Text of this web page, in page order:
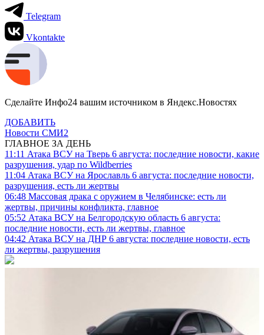
Telegram
Vkontakte
Сделайте Инфо24 вашим источником в Яндекс.Новостях
ДОБАВИТЬ
Новости СМИ2
ГЛАВНОЕ ЗА ДЕНЬ
11:11 Атака ВСУ на Тверь 6 августа: последние новости, какие
разрушения, удар по Wildberries
11:04 Атака ВСУ на Ярославль 6 августа: последние новости,
разрушения, есть ли жертвы
06:48 Массовая драка с оружием в Челябинске: есть ли
жертвы, причины конфликта, главное
05:52 Атака ВСУ на Белгородскую область 6 августа:
последние новости, есть ли жертвы, главное
04:42 Атака ВСУ на ДНР 6 августа: последние новости, есть
ли жертвы, разрушения